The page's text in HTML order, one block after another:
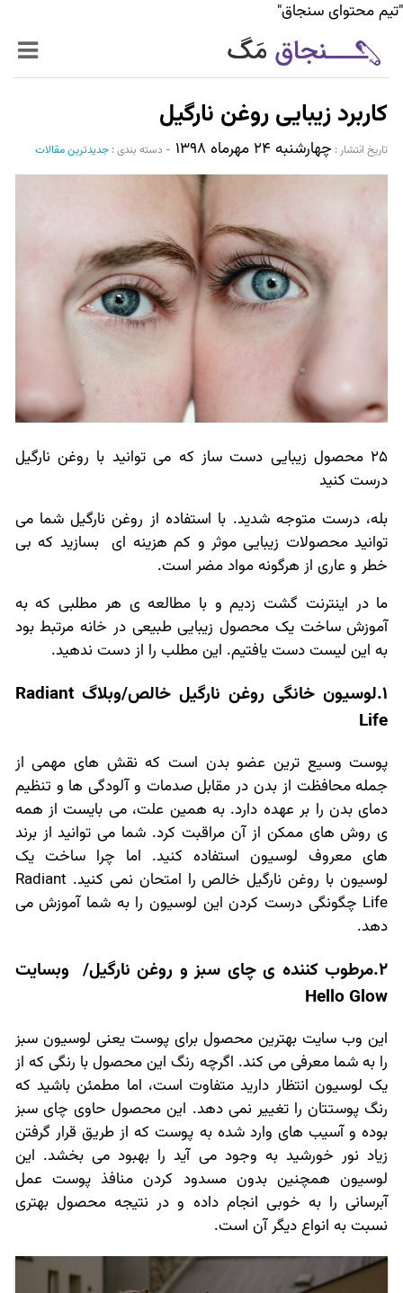
"تیم محتوای سنجاق"
زنده‌تر
حرفه‌ای‌تر
سیر تا پیاز خدمات
World Mag
بازار آنلاین سنجاق
کاربرد زیبایی روغن نارگیل
تاریخ انتشار :‌ چهارشنبه ۲۴ مهرماه ۱۳۹۸ - دسته بندی : جدیدترین مقالات
25 محصول زیبایی دست ساز که می توانید با روغن نارگیل
درست کنید
بله، درست متوجه شدید. با استفاده از روغن نارگیل شما می
توانید محصولات زیبایی موثر و کم هزینه ای بسازید که بی
خطر و عاری از هرگونه مواد مضر است.
ما در اینترنت گشت زدیم و با مطالعه ی هر مطلبی که به
آموزش ساخت یک محصول زیبایی طبیعی در خانه مرتبط بود
به این لیست دست یافتیم. این مطلب را از دست ندهید.
1.لوسیون خانگی روغن نارگیل خالص/وبلاگ Radiant
Life
پوست وسیع ترین عضو بدن است که نقش های مهمی از
جمله محافظت از بدن در مقابل صدمات و آلودگی ها و تنظیم
دمای بدن را بر عهده دارد. به همین علت، می بایست از همه
ی روش های ممکن از آن مراقبت کرد. شما می توانید از برند
های معروف لوسیون استفاده کنید. اما چرا ساخت یک
لوسیون با روغن نارگیل خالص را امتحان نمی کنید. Radiant
Life چگونگی درست کردن این لوسیون را به شما آموزش می
دهد.
2.مرطوب کننده ی چای سبز و روغن نارگیل/ وبسایت
Hello Glow
این وب سایت بهترین محصول برای پوست یعنی لوسیون سبز
را به شما معرفی می کند. اگرچه رنگ این محصول با رنگی که از
یک لوسیون انتظار دارید متفاوت است، اما مطمئن باشید که
رنگ پوستتان را تغییر نمی دهد. این محصول حاوی چای سبز
بوده و آسیب های وارد شده به پوست که از طریق قرار گرفتن
زیاد نور خورشید به وجود می آید را بهبود می بخشد. این
لوسیون همچنین بدون مسدود کردن منافذ پوست عمل
آبرسانی را به خوبی انجام داده و در نتیجه محصول بهتری
نسبت به انواع دیگر آن است.